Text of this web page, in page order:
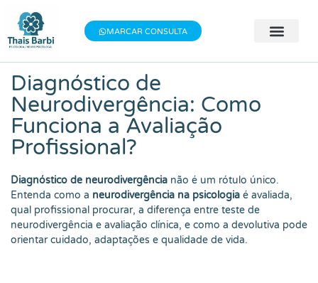
Baixe meu E-book gratuito "3 Técnicas do
Bem-estar"!
MARCAR CONSULTA
Diagnóstico de
Neurodivergência: Como
Funciona a Avaliação
Profissional?
Diagnóstico de neurodivergência não é um rótulo único.
Entenda como a neurodivergência na psicologia é avaliada,
qual profissional procurar, a diferença entre teste de
neurodivergência e avaliação clínica, e como a devolutiva pode
orientar cuidado, adaptações e qualidade de vida.